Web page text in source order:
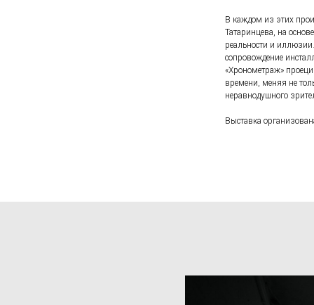
В каждом из этих
Татаринцева, на
реальности и
сопровождение
«Хронометраж»
времени, меняя не
неравнодушного
Выставка